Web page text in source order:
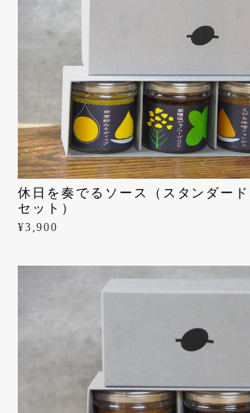
休日を奏でるソース（スタンダー
セット）
¥3,900